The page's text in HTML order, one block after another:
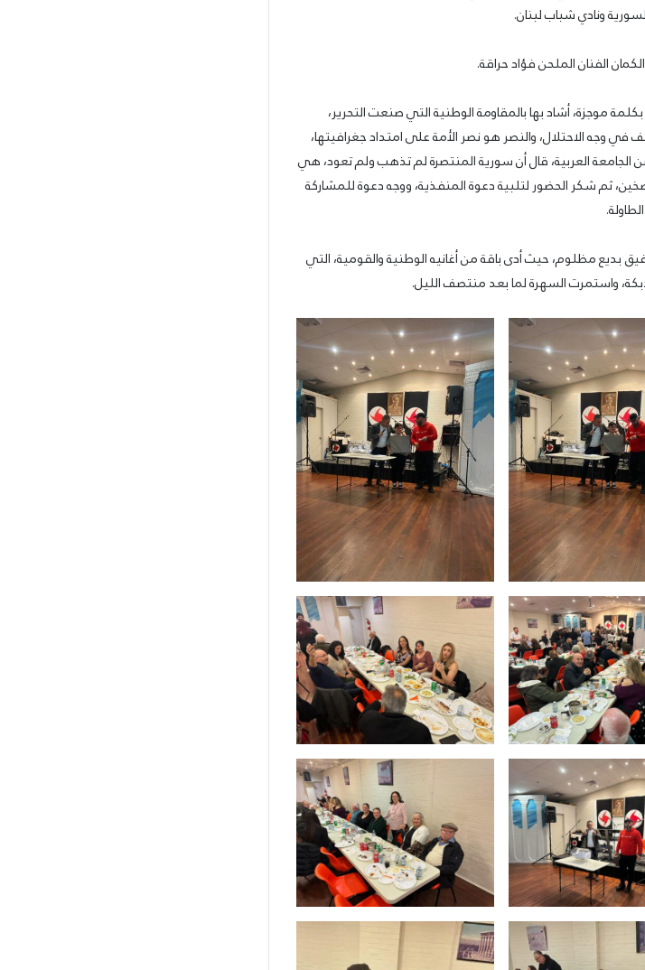
ونادي شباب لبنان.
الفنان الملحن فؤاد حراقة.
موجزة، أشاد بها بالمقاومة الوطنية التي صنعت التحرير،
وجه الاحتلال، والنصر هو نصر الأمة على امتداد جغرافيتها،
العربية، قال أن سورية المنتصرة لم تذهب ولم تعود، هي
ثم شكر الحضور لتلبية دعوة المنفذية، ووجه دعوة للمشاركة
بديع مظلوم، حيث أدى باقة من أغانيه الوطنية والقومية، التي
واستمرت السهرة لما بعد منتصف الليل.